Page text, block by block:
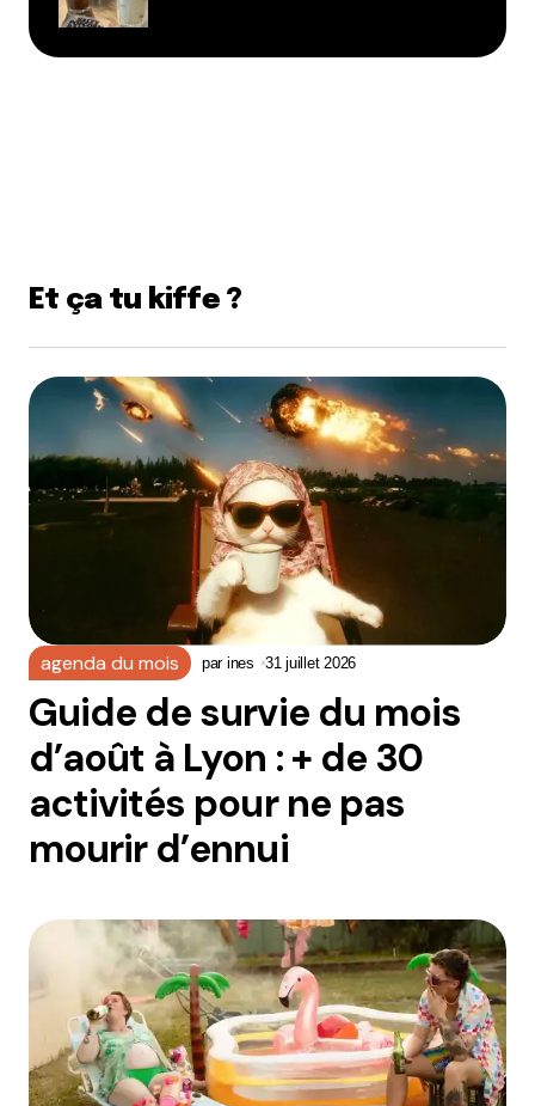
Et ça tu kiffe ?
agenda du mois par ines 31 juillet 2026
Guide de survie du mois
d’août à Lyon : + de 30
activités pour ne pas
mourir d’ennui